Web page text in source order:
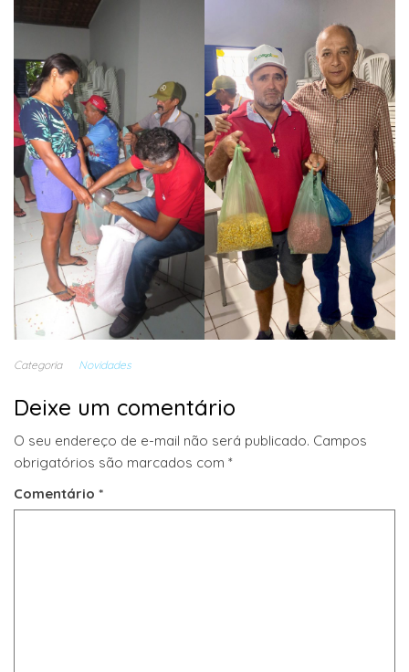
Categoria Novidades
Deixe um comentário
O seu endereço de e-mail não será publicado. Campos
obrigatórios são marcados com *
Comentário *